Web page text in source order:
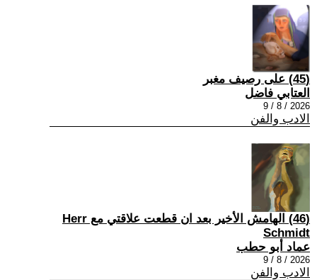
(45) على رصيف مغبر
العتابي فاضل
2026 / 8 / 9
الادب والفن
(46) الهامش الأخير بعد ان قطعت علاقتي مع Herr
Schmidt
عماد أبو حطب
2026 / 8 / 9
الادب والفن